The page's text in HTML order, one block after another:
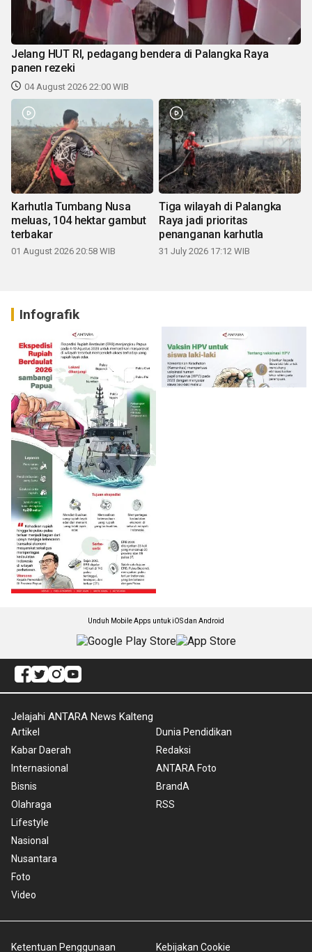
Jelang HUT RI, pedagang bendera di Palangka Raya
panen rezeki
04 August 2026 22:00 WIB
Karhutla Tumbang Nusa
meluas, 104 hektar gambut
terbakar
01 August 2026 20:58 WIB
Tiga wilayah di Palangka
Raya jadi prioritas
penanganan karhutla
31 July 2026 17:12 WIB
Infografik
Unduh Mobile Apps untuk iOS dan Android
Jelajahi ANTARA News Kalteng
Artikel
Kabar Daerah
Internasional
Bisnis
Olahraga
Lifestyle
Nasional
Nusantara
Foto
Video
Dunia Pendidikan
Redaksi
ANTARA Foto
BrandA
RSS
Ketentuan Penggunaan Kebijakan Cookie